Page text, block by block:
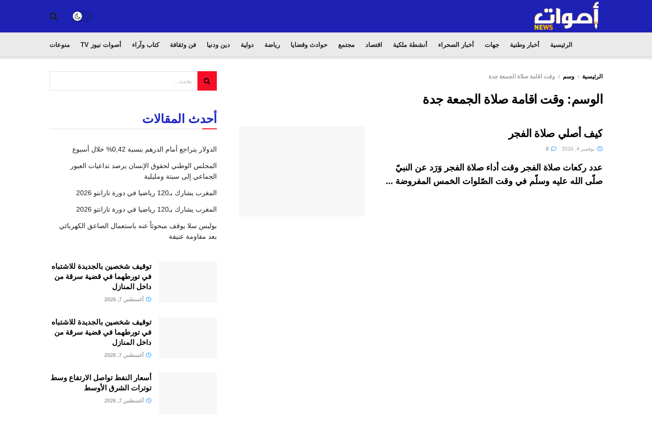
الرئيسية أخبار وطنية جهات أخبار الصحراء أنشطة ملكية اقتصاد مجتمع حوادث وقضايا رياضة دولية دين ودنيا فن وثقافة كتاب وآراء أصوات نيوز TV منوعات
الرئيسية وسم وقت اقامة صلاة الجمعة جدة
الوسم: وقت اقامة صلاة الجمعة جدة
كيف أصلي صلاة الفجر
نوفمبر 4, 2016
عدد ركعات صلاة الفجر وقت أداء صلاة الفجر وَرَد عن النبيّ
صلّى الله عليه وسلّم في وقت الصّلوات الخمس المفروضة ...
أحدث المقالات
الدولار يتراجع أمام الدرهم بنسبة 0,42% خلال أسبوع
المجلس الوطني لحقوق الإنسان يرصد تداعيات العبور
الجماعي إلى سبتة ومليلية
المغرب يشارك بـ120 رياضيا في دورة تارانتو 2026
المغرب يشارك بـ120 رياضيا في دورة تارانتو 2026
بوليس سلا يوقف مبحوثاً عنه باستعمال الصاعق الكهربائي
بعد مقاومة عنيفة
توقيف شخصين بالجديدة للاشتباه
في تورطهما في قضية سرقة من
داخل المنازل
أغسطس 7, 2026
توقيف شخصين بالجديدة للاشتباه
في تورطهما في قضية سرقة من
داخل المنازل
أغسطس 7, 2026
أسعار النفط تواصل الارتفاع وسط
توترات الشرق الأوسط
أغسطس 7, 2026